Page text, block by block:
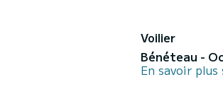
Voilier
Bénéteau -
En savoir plus